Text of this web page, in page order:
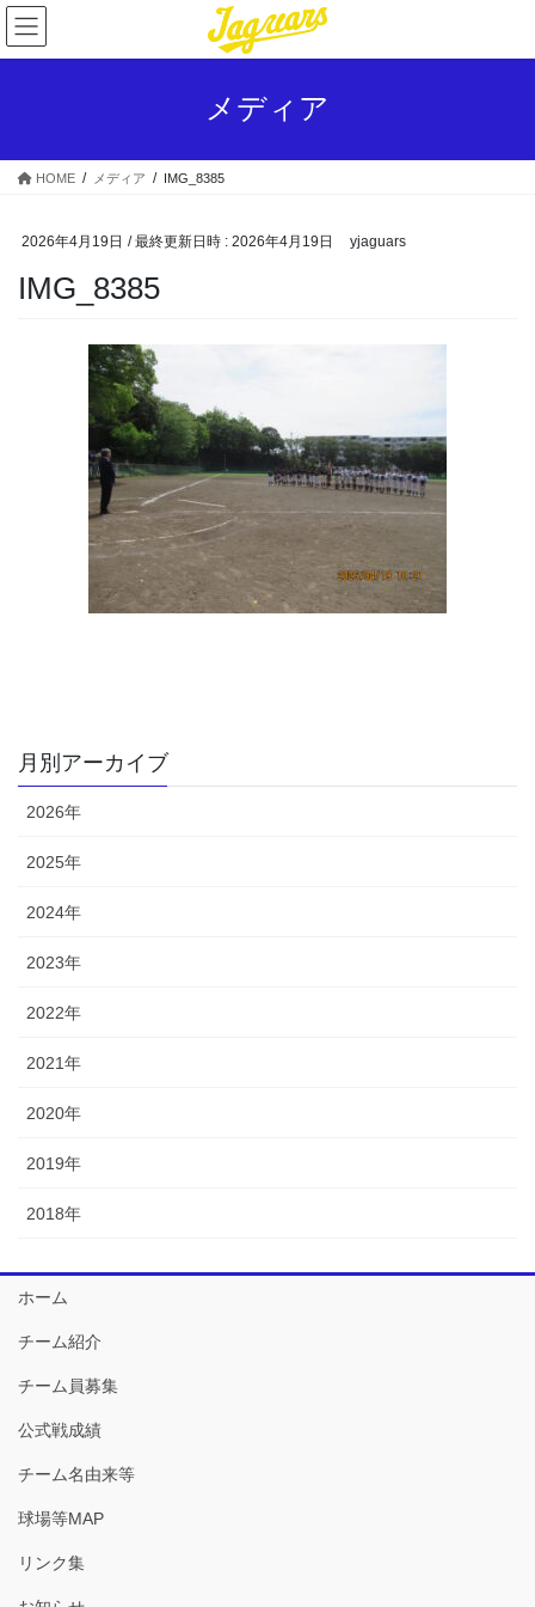
コ
ン
テ
ス
ナ
ビ
ゲ
ン
メディア
HOME メディア IMG_8385
2026年4月19日 / 最終更新日時 : 2026年4月19日 yjaguars
IMG_8385
月別アーカイブ
2026年
2025年
2024年
2023年
2022年
2021年
2020年
2019年
2018年
ホーム
チーム紹介
チーム員募集
公式戦成績
チーム名由来等
球場等MAP
リンク集